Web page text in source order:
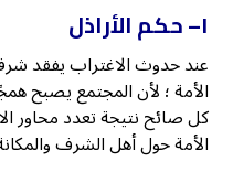
١– حكم الأراذل
عند حدوث الاغتراب يفقد
الأمة ؛ لأن المجتمع يصبح
كل صائح نتيجة تعدد محاور
الأمة حول أهل الشرف